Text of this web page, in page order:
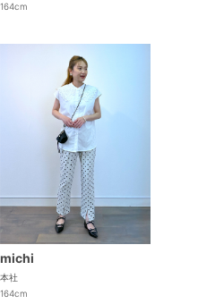
164cm
michi
本社
164cm